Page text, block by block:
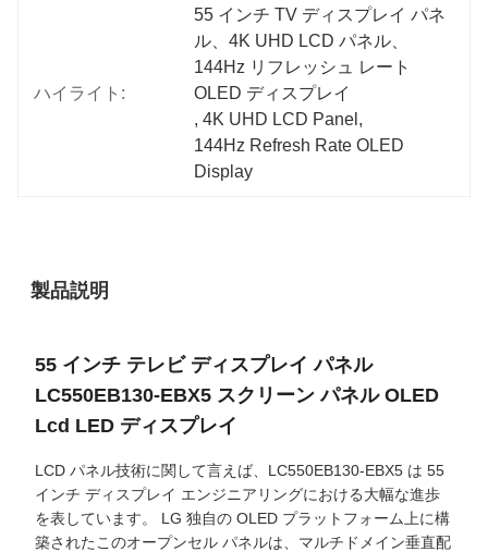
ハイライト:
55 インチ TV ディスプレイ パネ
ル、4K UHD LCD パネル、
144Hz リフレッシュ レート
OLED ディスプレイ
, 4K UHD LCD Panel ,
144Hz Refresh Rate OLED
Display
製品説明
55 インチ テレビ ディスプレイ パネル
LC550EB130-EBX5 スクリーン パネル OLED
Lcd LED ディスプレイ
LCD パネル技術に関して言えば、LC550EB130-EBX5 は 55
インチ ディスプレイ エンジニアリングにおける大幅な進歩
を表しています。 LG 独自の OLED プラットフォーム上に構
築されたこのオープンセル パネルは、マルチドメイン垂直配